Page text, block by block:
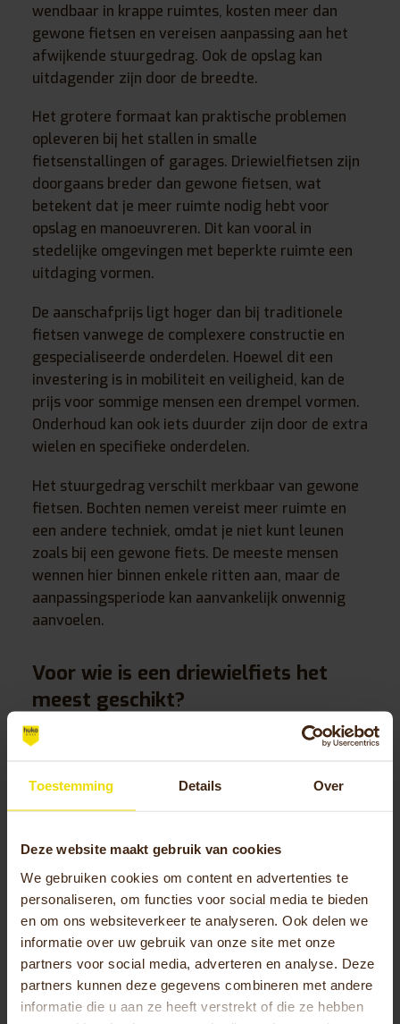
Toestemming Details Over
Deze website maakt gebruik van cookies
We gebruiken cookies om content en advertenties te
personaliseren, om functies voor social media te bieden
en om ons websiteverkeer te analyseren. Ook delen we
informatie over uw gebruik van onze site met onze
partners voor social media, adverteren en analyse. Deze
partners kunnen deze gegevens combineren met andere
informatie die u aan ze heeft verstrekt of die ze hebben
wendbaar in krappe ruimtes, kosten meer dan
gewone fietsen en vereisen aanpassing aan het
afwijkende stuurgedrag. Ook de opslag kan
uitdagender zijn door de breedte.
Het grotere formaat kan praktische problemen
opleveren bij het stallen in smalle
fietsenstallingen of garages. Driewielfietsen zijn
doorgaans breder dan gewone fietsen, wat
betekent dat je meer ruimte nodig hebt voor
opslag en manoeuvreren. Dit kan vooral in
stedelijke omgevingen met beperkte ruimte een
uitdaging vormen.
De aanschafprijs ligt hoger dan bij traditionele
fietsen vanwege de complexere constructie en
gespecialiseerde onderdelen. Hoewel dit een
investering is in mobiliteit en veiligheid, kan de
prijs voor sommige mensen een drempel vormen.
Onderhoud kan ook iets duurder zijn door de extra
wielen en specifieke onderdelen.
Het stuurgedrag verschilt merkbaar van gewone
fietsen. Bochten nemen vereist meer ruimte en
een andere techniek, omdat je niet kunt leunen
zoals bij een gewone fiets. De meeste mensen
wennen hier binnen enkele ritten aan, maar de
aanpassingsperiode kan aanvankelijk onwennig
aanvoelen.
Voor wie is een driewielfiets het
meest geschikt?
Driewielfietsen zijn
ideaal voor ouderen met
aandoeningen die de stabiliteit beïnvloedenen
personen die na lange tijd weer willen fietsen.
neurologische aandoeningen of angst om te
vallen hebben veel baat bij de extra stabiliteit en
veiligheid.
Ouderen vormen een grote doelgroep, vooral
wanneer balans en reactievermogen afnemen
met de leeftijd. Voor hen kan eendriewielfiets
het verschil betekenen tussen wel of niet meer